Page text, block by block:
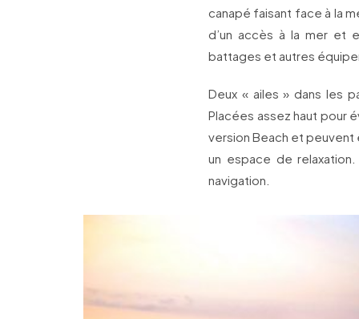
canapé faisant face à la
d’un accès à la mer et
battages et autres
Deux « ailes » dans les
Placées assez haut pour
version Beach et
un espace de
navigation.